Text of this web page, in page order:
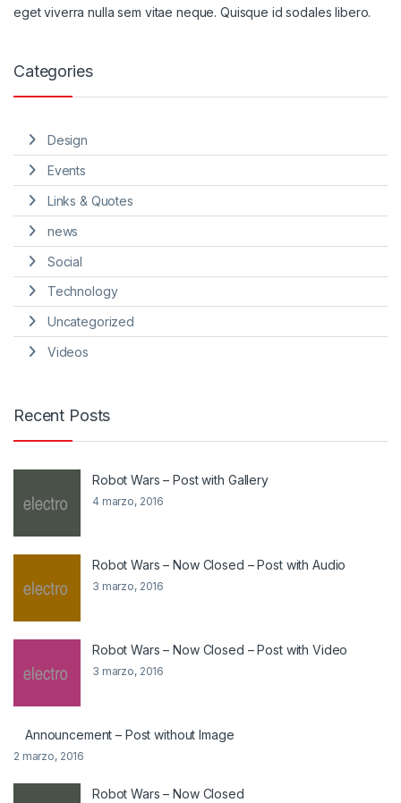
eget viverra nulla sem vitae neque. Quisque id sodales libero.
Categories
Design
Events
Links & Quotes
news
Social
Technology
Uncategorized
Videos
Recent Posts
Robot Wars – Post with Gallery
4 marzo, 2016
Robot Wars – Now Closed – Post with Audio
3 marzo, 2016
Robot Wars – Now Closed – Post with Video
3 marzo, 2016
Announcement – Post without Image
2 marzo, 2016
Robot Wars – Now Closed